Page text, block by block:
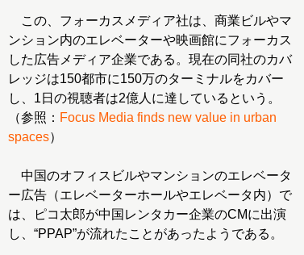
この、フォーカスメディア社は、商業ビルやマ
ンション内のエレベーターや映画館にフォーカス
した広告メディア企業である。現在の同社のカバ
レッジは150都市に150万のターミナルをカバー
し、1日の視聴者は2億人に達しているという。
（参照： Focus Media finds new value in urban
spaces）
中国のオフィスビルやマンションのエレベータ
ー広告（エレベーターホールやエレベータ内）で
は、ピコ太郎が中国レンタカー企業のCMに出演
し、“PPAP”が流れたことがあったようである。